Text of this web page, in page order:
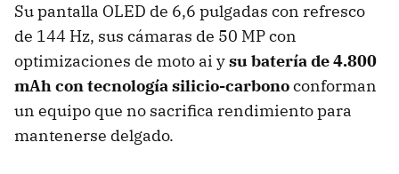
Su pantalla OLED de 6,6 pulgadas con refresco
de 144 Hz, sus cámaras de 50 MP con
optimizaciones de moto ai ysu batería de 4.800
mAh con tecnología silicio-carbonoconforman
un equipo que no sacrifica rendimiento para
mantenerse delgado.